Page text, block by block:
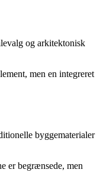
og arkitektonisk
men en integreret
byggematerialer
er begrænsede, men